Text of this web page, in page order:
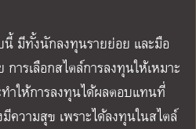
มีทั้งนักลงทุนรายย่อย และมือ
ารเลือกสไตล์การลงทุนให้เหมาะ
ำให้การลงทุนได้ผลตอบแทนที่
ความสุข เพราะได้ลงทุนในสไตล์